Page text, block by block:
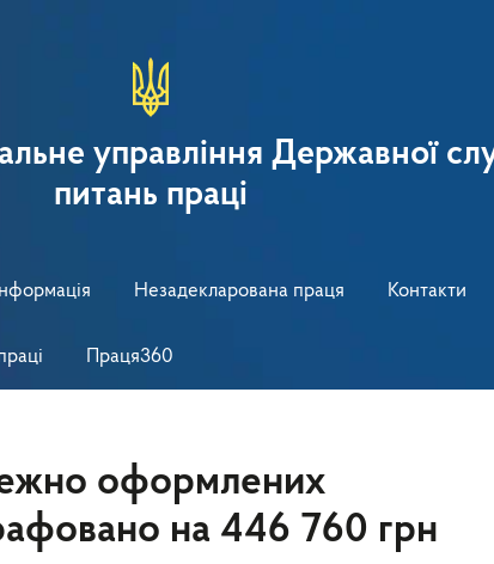
управління Державної
питань праці
Незадекларована праця Контакти
Праця360
оформлених
на 446 760 грн